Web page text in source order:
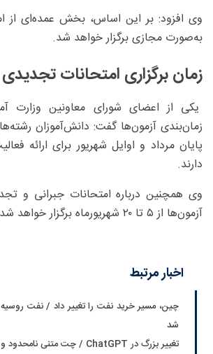
وی افزود: بر این اساس، بخش عمده‌ای از
به‌صورت مجازی برگزار خواهد شد.
زمان برگزاری امتحانات تجدیدی
یکی از اعضای شورای معاونین وزارت
زمان‌بندی آزمون‌ها گفت: دانش‌آموزان
پایان مرداد و اوایل شهریور برای ارائه
دارند.
وی همچنین درباره امتحانات جبرانی و
آزمون‌ها از ۵ تا ۲۰ شهریورماه برگزار خواهد شد.
اخبار مرتبط
چین، مسیر خرید نفت را تغییر داد / نفت
شد
تغییر بزرگ در ChatGPT / چت متنی نامحدود و رایگان